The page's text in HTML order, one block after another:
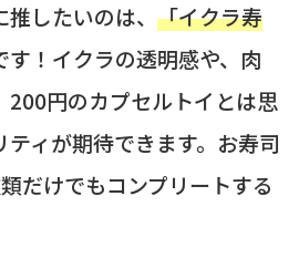
したいのは、 「イクラ寿
す！イクラの透明感や、肉
200円のカプセルトイとは思
ティが期待できます。お寿司
だけでもコンプリートする